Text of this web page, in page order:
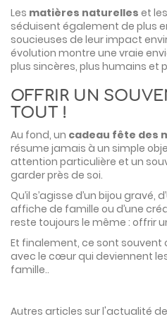
Les matières naturelles et les
séduisent également de plus
soucieuses de leur impact
évolution montre une vraie
plus sincères, plus humains et
OFFRIR UN
TOUT !
Au fond, un cadeau fête des
résume jamais à un simple
attention particulière et un
garder près de soi.
Qu’il s’agisse d’un bijou gravé,
affiche de famille ou d’une
reste toujours le même : offrir
Et finalement, ce sont
avec le cœur qui deviennent
famille..
Autres articles sur l'actualité